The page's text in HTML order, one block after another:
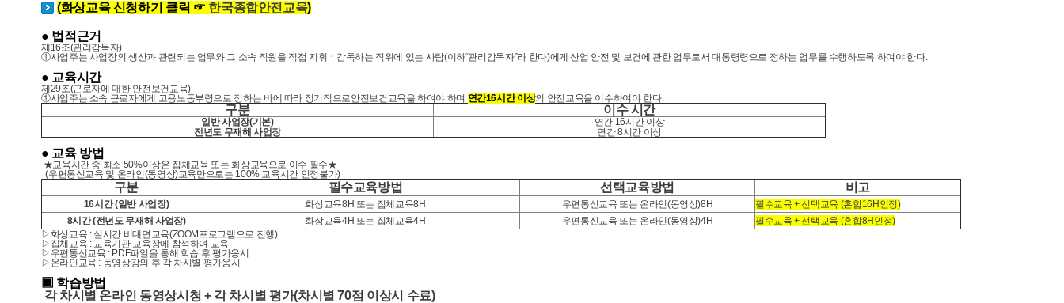
(화상교육 신청하기 클릭 ☞ 한국종합안전교육)
● 법적근거
제 16조(관리감독자)
①사업주는 사업장의 생산과 관련되는 업무와 그 소속 직원을 직접 지휘ㆍ감독하는 직위에 있는 사람(이하“관리감독자”라 한다)에게 산업 안전 및 보건에 관한 업무로서 대통령령으로 정하는 업무를 수행하도록 하여야 한다.
● 교육시간
제 29조(근로자에 대한 안전보건교육)
①사업주는 소속 근로자에게 고용노동부령으로 정하는 바에 따라 정기적으로안전보건교육을 하여야 하며 연간16시간 이상의 안전교육을 이수하여야 한다.
구분 이수 시간
일반 사업장(기본)
연간 16시간 이상
전년도 무재해 사업장
연간 8시간 이상
● 교육 방법
★교육시간 중 최소 50%이상은 집체교육 또는 화상교육으로 이수 필수★
(우편통신교육 및 온라인(동영상)교육만으로는 100% 교육시간 인정불가)
구분 필수교육방법 선택교육방법 비고
16시간 (일반 사업장) 화상교육8H 또는 집체교육8H 우편통신교육 또는 온라인(동영상)8H
필수교육 + 선택교육 (혼합16H인정)
8시간 (전년도 무재해 사업장)
화상교육4H 또는 집체교육4H 우편통신교육 또는 온라인(동영상)4H
필수교육 + 선택교육 (혼합8H인정)
▷화상교육 : 실시간 비대면교육(ZOOM프로그램으로 진행)
▷집체교육 : 교육기관 교육장에 참석하여 교육
▷우편통신교육 : PDF파일을 통해 학습 후 평가응시
▷온라인교육 : 동영상강의 후 각 차시별 평가응시
▣ 학습방법
각 차시별 온라인 동영상시청 + 각 차시별 평가(차시별 70점 이상시 수료)